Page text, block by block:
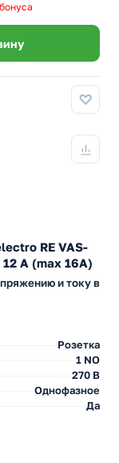
RE VAS-
А (max 16A)
и току в
Розетка
1 NO
270 В
Однофазное
Да